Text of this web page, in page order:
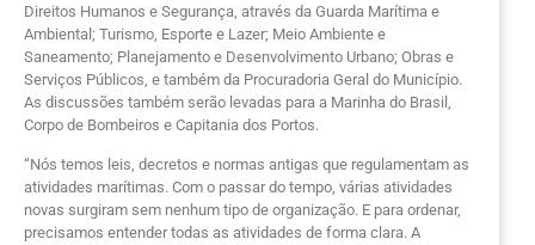
Direitos Humanos e Segurança, através da Guarda Marítima e
Ambiental; Turismo, Esporte e Lazer; Meio Ambiente e
Saneamento; Planejamento e Desenvolvimento Urbano; Obras e
Serviços Públicos, e também da Procuradoria Geral do Município.
As discussões também serão levadas para a Marinha do Brasil,
Corpo de Bombeiros e Capitania dos Portos.
“Nós temos leis, decretos e normas antigas que regulamentam as
atividades marítimas. Com o passar do tempo, várias atividades
novas surgiram sem nenhum tipo de organização. E para ordenar,
precisamos entender todas as atividades de forma clara. A